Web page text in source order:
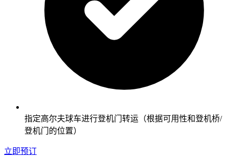
指定高尔夫球车进行登机门转运（根据可用性和登机桥/
登机门的位置）
立即预订